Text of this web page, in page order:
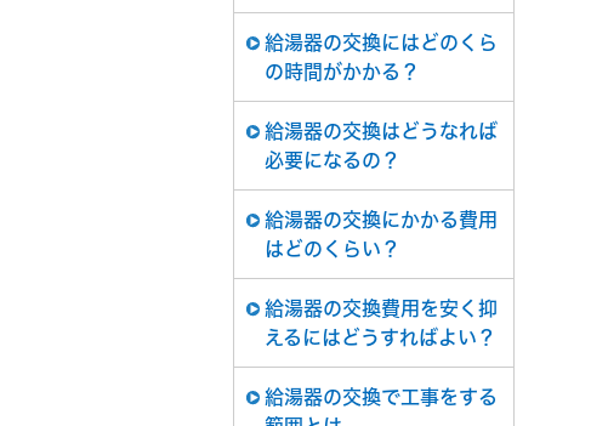
給湯器の交換にはどのくら
の時間がかかる？
給湯器の交換はどうなれば
必要になるの？
給湯器の交換にかかる費用
はどのくらい？
給湯器の交換費用を安く抑
えるにはどうすればよい？
給湯器の交換で工事をする